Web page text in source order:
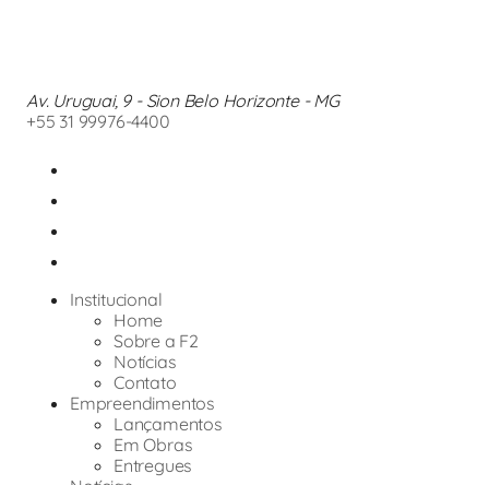
Av. Uruguai, 9 - Sion Belo Horizonte - MG
+55 31 99976-4400
Institucional
Home
Sobre a F2
Notícias
Contato
Empreendimentos
Lançamentos
Em Obras
Entregues